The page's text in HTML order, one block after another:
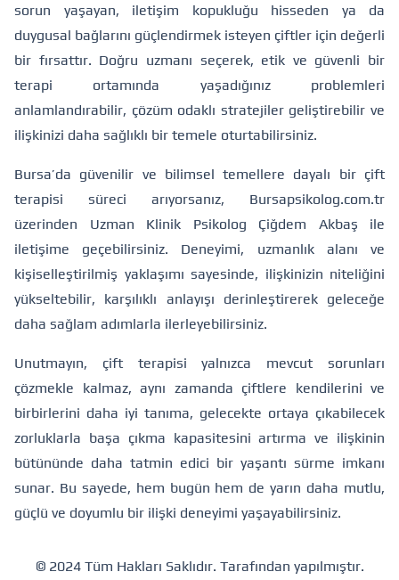
sorun yaşayan, iletişim kopukluğu hisseden ya da
duygusal bağlarını güçlendirmek isteyen çiftler için değerli
bir fırsattır. Doğru uzmanı seçerek, etik ve güvenli bir
terapi ortamında yaşadığınız problemleri
anlamlandırabilir, çözüm odaklı stratejiler geliştirebilir ve
ilişkinizi daha sağlıklı bir temele oturtabilirsiniz.
Bursa’da güvenilir ve bilimsel temellere dayalı bir çift
terapisi süreci arıyorsanız, Bursapsikolog.com.tr
üzerinden Uzman Klinik Psikolog Çiğdem Akbaş ile
iletişime geçebilirsiniz. Deneyimi, uzmanlık alanı ve
kişiselleştirilmiş yaklaşımı sayesinde, ilişkinizin niteliğini
yükseltebilir, karşılıklı anlayışı derinleştirerek geleceğe
daha sağlam adımlarla ilerleyebilirsiniz.
Unutmayın, çift terapisi yalnızca mevcut sorunları
çözmekle kalmaz, aynı zamanda çiftlere kendilerini ve
birbirlerini daha iyi tanıma, gelecekte ortaya çıkabilecek
zorluklarla başa çıkma kapasitesini artırma ve ilişkinin
bütününde daha tatmin edici bir yaşantı sürme imkanı
sunar. Bu sayede, hem bugün hem de yarın daha mutlu,
güçlü ve doyumlu bir ilişki deneyimi yaşayabilirsiniz.
© 2024 Tüm Hakları Saklıdır. Tarafından yapılmıştır.